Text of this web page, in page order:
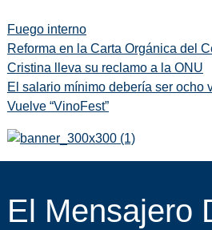
Fuego interno
Reforma en la Carta Orgánica del
Cristina lleva su reclamo a la ONU
El salario mínimo debería ser ocho
Vuelve “VinoFest”
El Mensajero